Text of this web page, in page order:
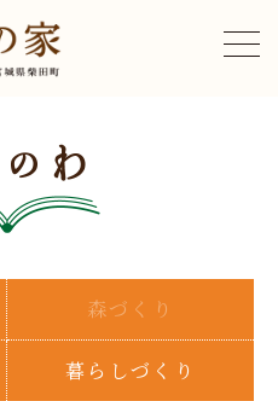
森づくり
暮らしづくり